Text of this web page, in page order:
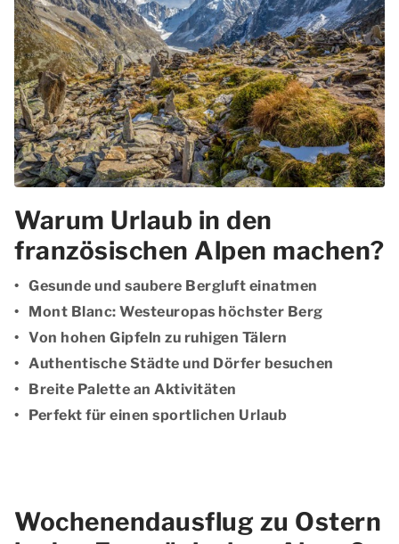
Warum Urlaub in den
französischen Alpen machen?
Gesunde und saubere Bergluft einatmen
Mont Blanc: Westeuropas höchster Berg
Von hohen Gipfeln zu ruhigen Tälern
Authentische Städte und Dörfer besuchen
Breite Palette an Aktivitäten
Perfekt für einen sportlichen Urlaub
Wochenendausflug zu Ostern